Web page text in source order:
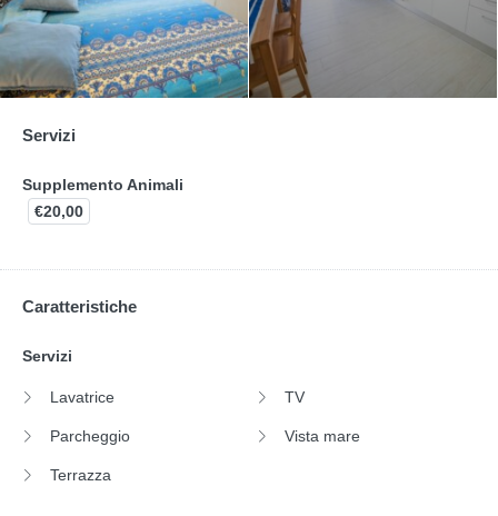
Servizi
Supplemento Animali
€20,00
Caratteristiche
Servizi
Lavatrice
Parcheggio
Terrazza
TV
Vista mare